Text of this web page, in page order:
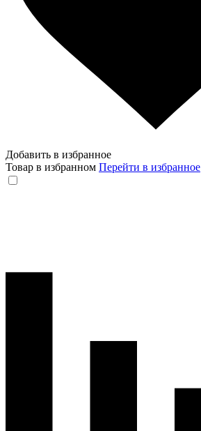
Добавить в избранное
Товар в избранном Перейти в избранное